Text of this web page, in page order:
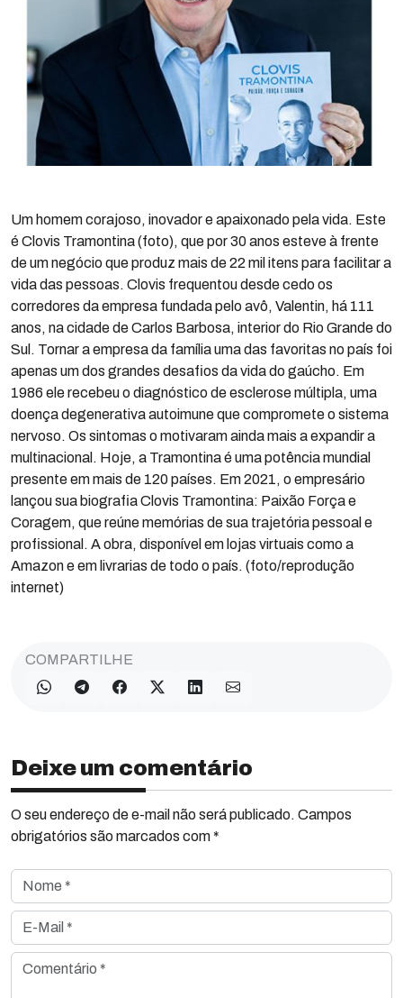
Um homem corajoso, inovador e apaixonado pela vida. Este
é Clovis Tramontina (foto), que por 30 anos esteve à frente
de um negócio que produz mais de 22 mil itens para facilitar a
vida das pessoas. Clovis frequentou desde cedo os
corredores da empresa fundada pelo avô, Valentin, há 111
anos, na cidade de Carlos Barbosa, interior do Rio Grande do
Sul. Tornar a empresa da família uma das favoritas no país foi
apenas um dos grandes desafios da vida do gaúcho. Em
1986 ele recebeu o diagnóstico de esclerose múltipla, uma
doença degenerativa autoimune que compromete o sistema
nervoso. Os sintomas o motivaram ainda mais a expandir a
multinacional. Hoje, a Tramontina é uma potência mundial
presente em mais de 120 países. Em 2021, o empresário
lançou sua biografia Clovis Tramontina: Paixão Força e
Coragem, que reúne memórias de sua trajetória pessoal e
profissional. A obra, disponível em lojas virtuais como a
Amazon e em livrarias de todo o país. (foto/reprodução
internet)
COMPARTILHE
Deixe um comentário
O seu endereço de e-mail não será publicado. Campos
obrigatórios são marcados com *
Nome *
E-Mail *
Comentário *